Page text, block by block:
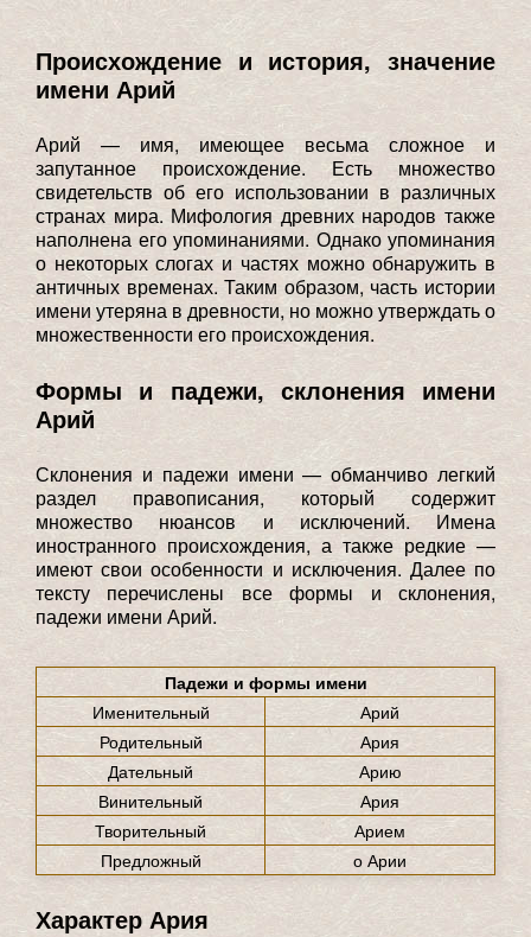
Происхождение и история, значение
имени Арий
Арий — имя, имеющее весьма сложное и
запутанное происхождение. Есть множество
свидетельств об его использовании в различных
странах мира. Мифология древних народов также
наполнена его упоминаниями. Однако упоминания
о некоторых слогах и частях можно обнаружить в
античных временах. Таким образом, часть истории
имени утеряна в древности, но можно утверждать о
множественности его происхождения.
Формы и падежи, склонения имени
Арий
Склонения и падежи имени — обманчиво легкий
раздел правописания, который содержит
множество нюансов и исключений. Имена
иностранного происхождения, а также редкие —
имеют свои особенности и исключения. Далее по
тексту перечислены все формы и склонения,
падежи имени Арий.
Падежи и формы имени
Именительный
Арий
Родительный
Ария
Дательный
Арию
Винительный
Ария
Творительный
Арием
Предложный
о Арии
Характер Ария